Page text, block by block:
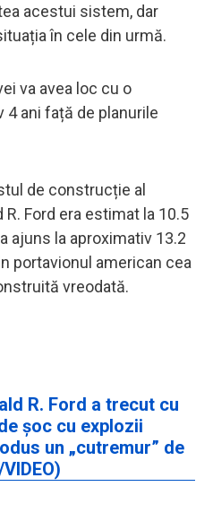
acestui sistem, dar
în cele din urmă.
va avea loc cu o
ani față de planurile
de construcție al
R. Ford era estimat la 10.5
ajuns la aproximativ 13.2
portavionul american cea
vreodată.
R. Ford a trecut cu
șoc cu explozii
un „cutremur” de